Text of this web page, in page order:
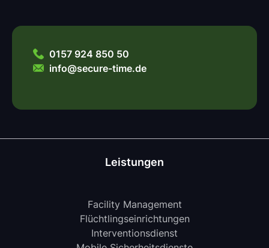
0157 924 850 50
info@secure-time.de
Leistungen
Facility Management
Flüchtlingseinrichtungen
Interventionsdienst